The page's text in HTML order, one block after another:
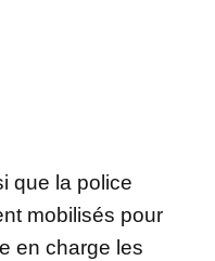
que la police
mobilisés pour
en charge les